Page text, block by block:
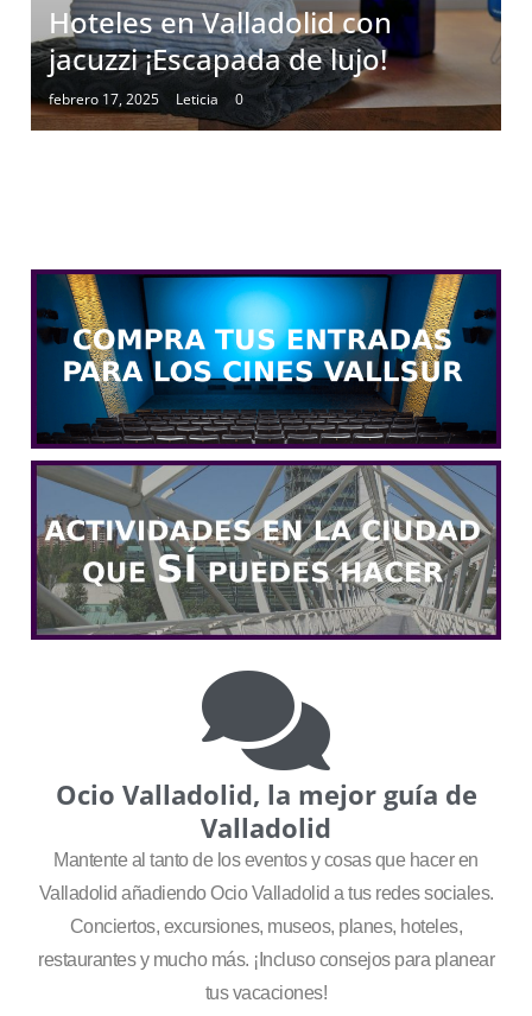
Hoteles en Valladolid con
jacuzzi ¡Escapada de lujo!
febrero 17, 2025 Leticia 0
Ocio Valladolid, la mejor guía de
Valladolid
Mantente al tanto de los eventos y cosas que hacer en
Valladolid añadiendo Ocio Valladolid a tus redes sociales.
Conciertos, excursiones, museos, planes, hoteles,
restaurantes y mucho más. ¡Incluso consejos para planear
tus vacaciones!